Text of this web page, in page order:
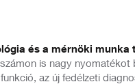
és a mérnöki munka
is nagy
az új fedélzeti